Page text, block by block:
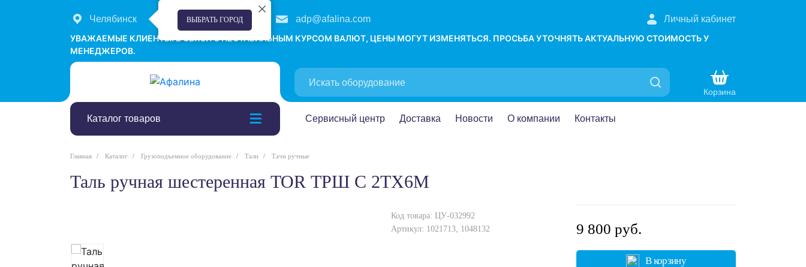
Челябинск ВЫБРАТЬ ГОРОД
+7 (351) 242-00-58 adp@afalina.com
Личный кабинет
УВАЖАЕМЫЕ КЛИЕНТЫ! В СВЯЗИ С НЕСТАБИЛЬНЫМ КУРСОМ ВАЛЮТ, ЦЕНЫ МОГУТ ИЗМЕНЯТЬСЯ. ПРОСЬБА УТОЧНЯТЬ АКТУАЛЬНУЮ СТОИМОСТЬ У
МЕНЕДЖЕРОВ.
Корзина
Каталог товаров Сервисный центр Доставка Новости О компании Контакты
Главная Каталог Грузоподъемное оборудование Тали Тачи ручные
Таль ручная шестеренная TOR ТРШ C 2ТХ6М
Код товара: ЦУ-032992
Артикул: 1021713, 1048132
9 800 руб.
В корзину